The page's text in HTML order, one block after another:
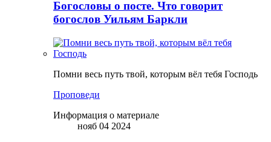
Богословы о посте. Что говорит
богослов Уильям Баркли
Помни весь путь твой, которым вёл тебя Господь
Проповеди
Информация о материале
нояб 04 2024